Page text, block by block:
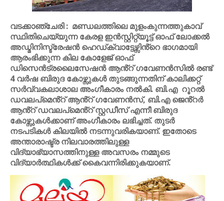
വടക്കാഞ്ചേരി : മണ്ഡലത്തിലെ മുളംകുന്നത്തുകാവ്
സ്ഥിതിചെയ്യുന്ന കേരള ഇൻസ്റ്റിറ്റ്യൂട്ട് ഓഫ് ലോക്കൽ
അഡ്മിനിസ്ട്രേഷൻ ഹെഡ്ക്വാട്ടേഴ്സിൻ്റെ ഭാഗമായി
ആരംഭിക്കുന്ന കില കോളേജ് ഓഫ്
ഡിസെൻട്രലൈസേഷൻ ആൻ്റ് ഗവേണൻസിൽ രണ്ട്
4 വർഷ ബിരുദ കോഴ്സുകൾ തുടങ്ങുന്നതിന് കാലിക്കറ്റ്
സർവ്വകലാശാല അംഗീകാരം നൽകി. ബി.എ റൂറൽ
ഡവലപ്മെൻ്റ് ആൻ്റ് ഗവേണൻസ്, ബി.എ ജെൻ്റർ
ആൻ്റ് ഡവലപ്മെൻ്റ് സ്റ്റഡീസ് എന്നീ ബിരുദ
കോഴ്സുകൾക്കാണ് അംഗീകാരം ലഭിച്ചത്. തുടർ
നടപടികൾ കിലയിൽ നടന്നുവരികയാണ്. ഇതോടെ
അന്താരാഷ്ട്ര നിലവാരത്തിലുള്ള
വിദ്യാഭ്യാസത്തിനുള്ള അവസരം നമ്മുടെ
വിദ്യാർത്ഥികൾക്ക് കൈവന്നിരിക്കുകയാണ്.